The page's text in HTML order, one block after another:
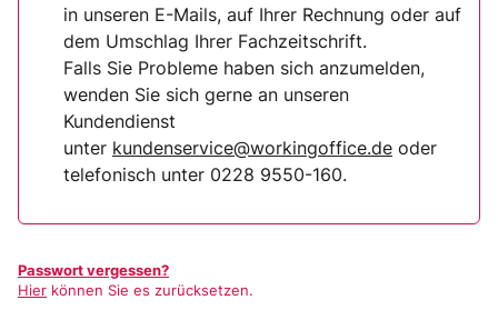
in unseren E-Mails, auf Ihrer Rechnung oder auf
dem Umschlag Ihrer Fachzeitschrift.
Falls Sie Probleme haben sich anzumelden,
wenden Sie sich gerne an unseren
Kundendienst
unter kundenservice@workingoffice.de oder
telefonisch unter 0228 9550-160.
Passwort vergessen?
Hier können Sie es zurücksetzen.